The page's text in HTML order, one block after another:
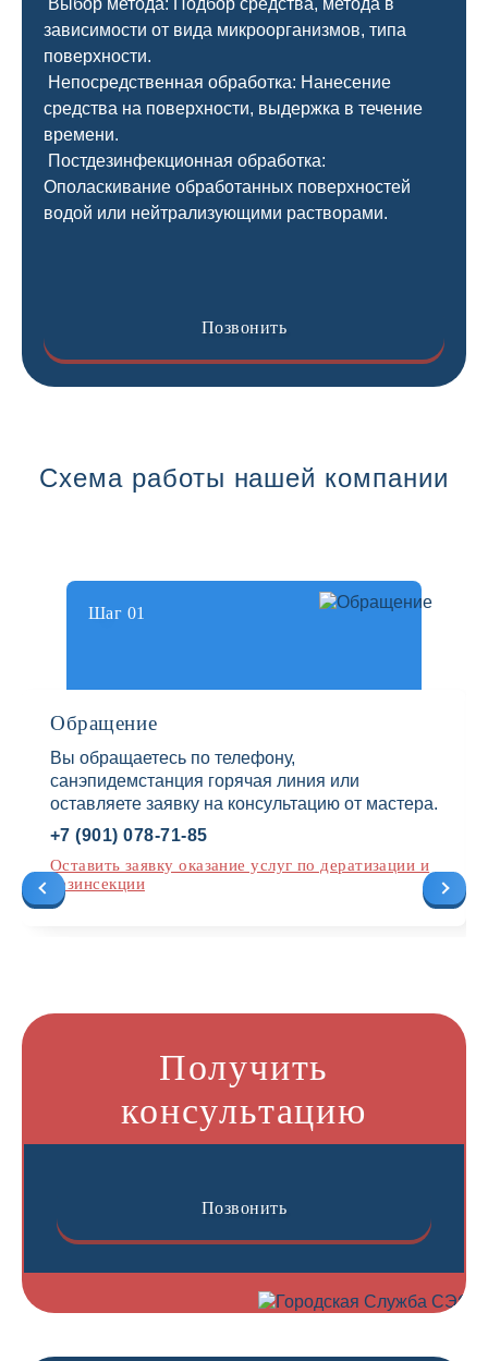
Выбор метода: Подбор средства, метода в
зависимости от вида микроорганизмов, типа
поверхности.
Непосредственная обработка: Нанесение
средства на поверхности, выдержка в течение
времени.
Постдезинфекционная обработка:
Ополаскивание обработанных поверхностей
водой или нейтрализующими растворами.
Позвонить
Схема работы нашей компании
Шаг 01
Обращение
Вы обращаетесь по телефону,
санэпидемстанция горячая линия или
оставляете заявку на консультацию от мастера.
+7 (901) 078-71-85
Оставить заявку оказание услуг по дератизации и
дезинсекции
Получить
консультацию
Позвонить